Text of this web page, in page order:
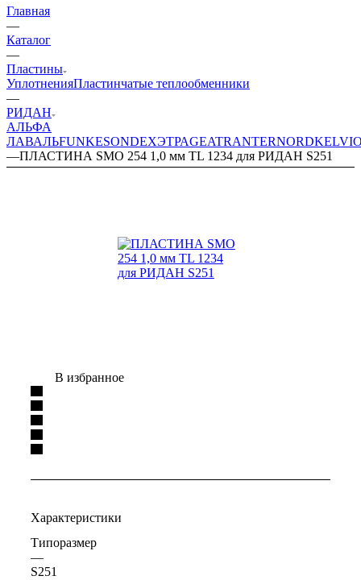
Главная
—
Каталог
—
Пластины
УплотненияПластинчатые теплообменники
—
РИДАН
АЛЬФА
ЛАВАЛЬFUNKESONDEXЭТРАGEATRANTERNORD
—ПЛАСТИНА SMO 254 1,0 мм TL 1234 для РИДАН S251
В избранное
Характеристики
Типоразмер
—
S251